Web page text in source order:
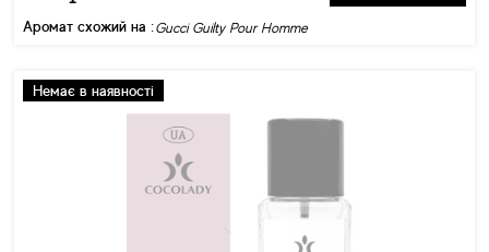
Аромат схожий на :Gucci Guilty Pour Homme
Немає в наявності